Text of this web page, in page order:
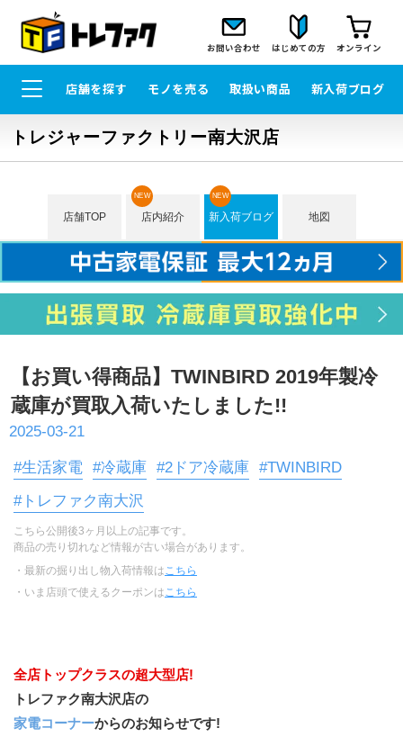
お問い合わせ はじめての方 オンライン
店舗を探す モノを売る 取扱い商品 新入荷ブログ
トレジャーファクトリー南大沢店
店舗TOP 店内紹介
NEW
新入荷ブログ
NEW
地図
【お買い得商品】TWINBIRD 2019年製冷
蔵庫が買取入荷いたしました!!
2025-03-21
#生活家電 #冷蔵庫 #2ドア冷蔵庫 #TWINBIRD
#トレファク南大沢
こちら公開後3ヶ月以上の記事です。
商品の売り切れなど情報が古い場合があります。
・最新の掘り出し物入荷情報はこちら
・いま店頭で使えるクーポンはこちら
全店トップクラスの超大型店!
トレファク南大沢店の
家電コーナーからのお知らせです!